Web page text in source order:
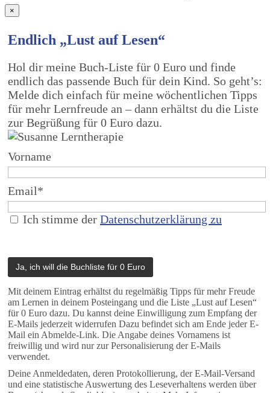
×
Endlich „Lust auf Lesen“
Hol dir meine Buch-Liste für 0 Euro und finde
endlich das passende Buch für dein Kind. So geht’s:
Melde dich einfach für meine wöchentlichen Tipps
für mehr Lernfreude an – dann erhältst du die Liste
zur Begrüßung für 0 Euro dazu.
Vorname
Email*
Ich stimme der Datenschutzerklärung zu
Mit deinem Eintrag erhältst du regelmäßig Tipps für mehr Freude
am Lernen in deinem Posteingang und die Liste „Lust auf Lesen“
für 0 Euro dazu. Du kannst deine Einwilligung zum Empfang der
E-Mails jederzeit widerrufen Dazu befindet sich am Ende jeder E-
Mail ein Abmelde-Link. Die Angabe deines Vornamens ist
freiwillig und wird nur zur Personalisierung der E-Mails
verwendet.
Deine Anmeldedaten, deren Protokollierung, der E-Mail-Versand
und eine statistische Auswertung des Leseverhaltens werden über